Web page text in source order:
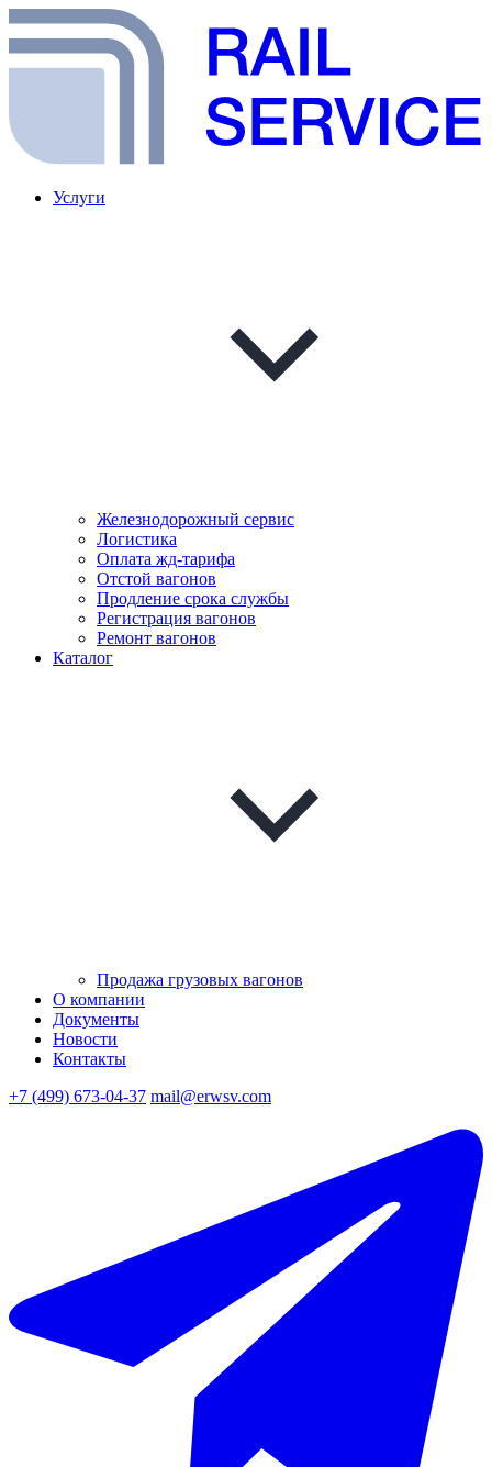
Услуги
Железнодорожный сервис
Логистика
Оплата жд-тарифа
Отстой вагонов
Продление срока службы
Регистрация вагонов
Ремонт вагонов
Каталог
Продажа грузовых вагонов
О компании
Документы
Новости
Контакты
+7 (499) 673-04-37 mail@erwsv.com